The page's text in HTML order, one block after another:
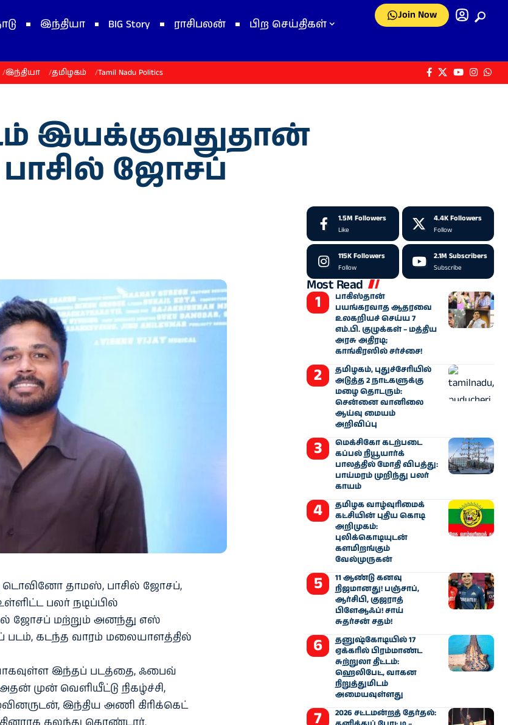
இந்தியா BIG Story ராசிபலன் பிற செய்திகள்
Join Now
இந்தியா தமிழகம் Tamil Nadu Politics
இயக்குவதுதான்
– பாசில் ஜோசப்
தாமஸ், பாசில் ஜோசப்,
பலர் நடிப்பில்
ஜோசப் மற்றும் அனந்து எஸ்
கடந்த வாரம் மலையாளத்தில்
இந்தப் படத்தை, ஃபைவ்
முன் வெளியீட்டு நிகழ்ச்சி,
இந்திய அணி கிரிக்கெட்
1.5M Followers
Like
4.4K Followers
Follow
115K Followers
Follow
2.1M Subscribers
Subscribe
Most Read
பாகிஸ்தான்
பயங்கரவாத ஆதரவை
உலகறியச் செய்ய 7
எம்.பி. குழுக்கள் – மத்திய
அரசு அதிரடி;
காங்கிரஸில் சர்ச்சை!
தமிழகம், புதுச்சேரியில்
அடுத்த 2 நாட்களுக்கு
மழை தொடரும்:
சென்னை வானிலை
ஆய்வு மையம்
அறிவிப்பு
மெக்சிகோ கடற்படை
கப்பல் நியூயார்க்
பாலத்தில் மோதி விபத்து:
பாய்மரம் முறிந்து பலர்
காயம்
தமிழக வாழ்வுரிமைக்
கட்சியின் புதிய கொடி
அறிமுகம்:
புலிக்கொடியுடன்
களமிறங்கும்
வேல்முருகன்
11 ஆண்டு கனவு
நிஜமானது! பஞ்சாப்,
ஆர்சிபி, குஜராத்
பிளேஆஃப்! சாய்
சுதர்சன் சதம்!
தனுஷ்கோடியில் 17
ஏக்கரில் பிரம்மாண்ட
சுற்றுலா திட்டம்:
ஹெலிபேட், வாகன
நிறுத்துமிடம்
அமையவுள்ளது
2026 சட்டமன்றத் தேர்தல்: